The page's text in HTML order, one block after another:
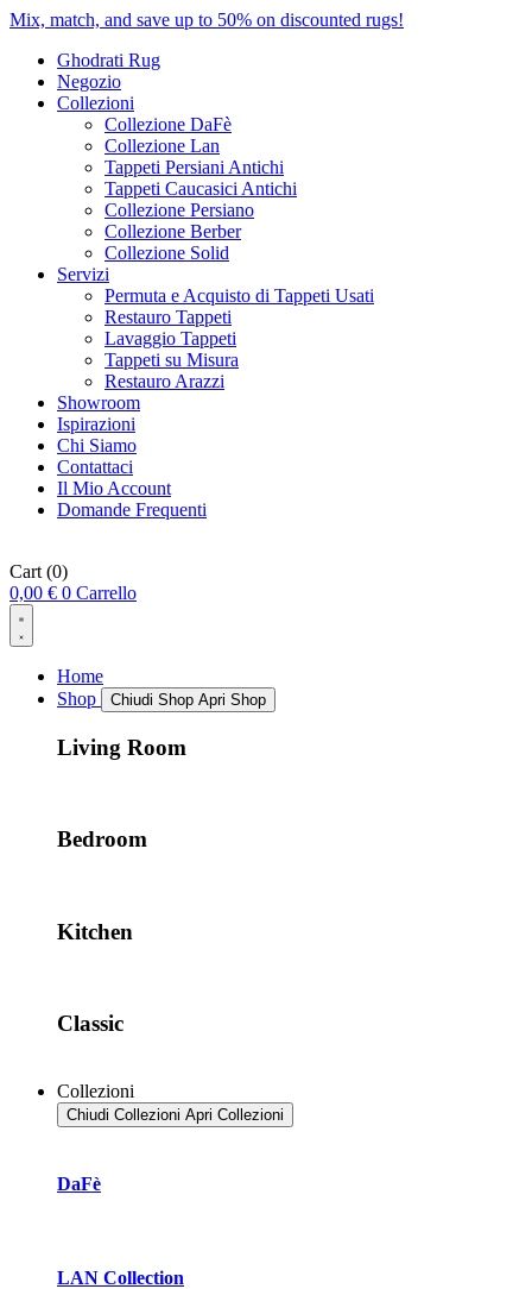
Mix, match, and save up to 50% on discounted rugs!
Ghodrati Rug
Negozio
Collezioni
Collezione DaFè
Collezione Lan
Tappeti Persiani Antichi
Tappeti Caucasici Antichi
Collezione Persiano
Collezione Berber
Collezione Solid
Servizi
Permuta e Acquisto di Tappeti Usati
Restauro Tappeti
Lavaggio Tappeti
Tappeti su Misura
Restauro Arazzi
Showroom
Ispirazioni
Chi Siamo
Contattaci
Il Mio Account
Domande Frequenti
Cart (0)
0,00 € 0 Carrello
Home
Shop
Chiudi Shop Apri Shop
Living Room
Bedroom
Kitchen
Classic
Collezioni
Chiudi Collezioni Apri Collezioni
DaFè
LAN Collection